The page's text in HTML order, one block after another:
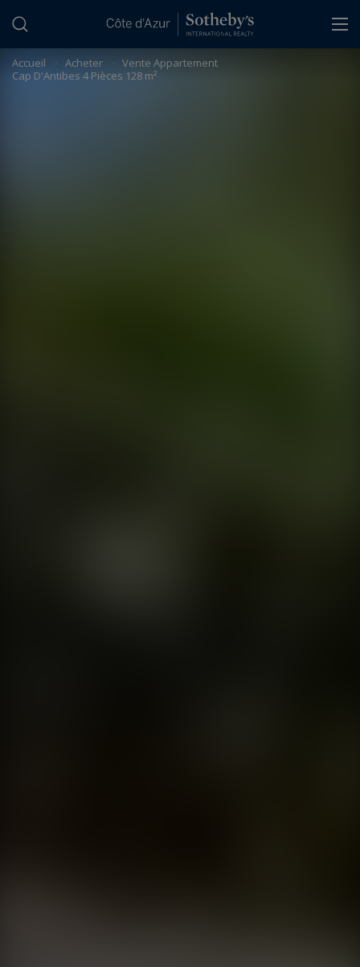
Accueil > Acheter > Vente Appartement
Cap D'Antibes 4 Pièces 128 m²